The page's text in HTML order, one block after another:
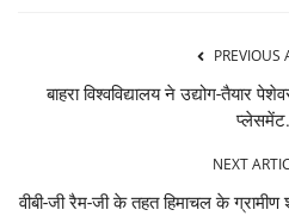
PREVIOUS
बाहरा विश्वविद्यालय ने उद्योग-तैयार
NEXT
वीबी-जी रैम-जी के तहत हिमाचल के